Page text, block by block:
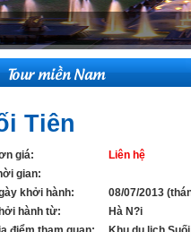
Tour miền Nam
Tiên
giá:
Liên hệ
gian:
khởi hành:
08/07/2013
hành từ:
Hà N?i